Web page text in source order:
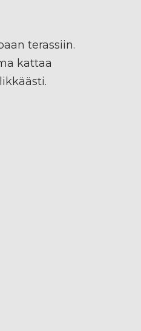
terassiin.
kattaa